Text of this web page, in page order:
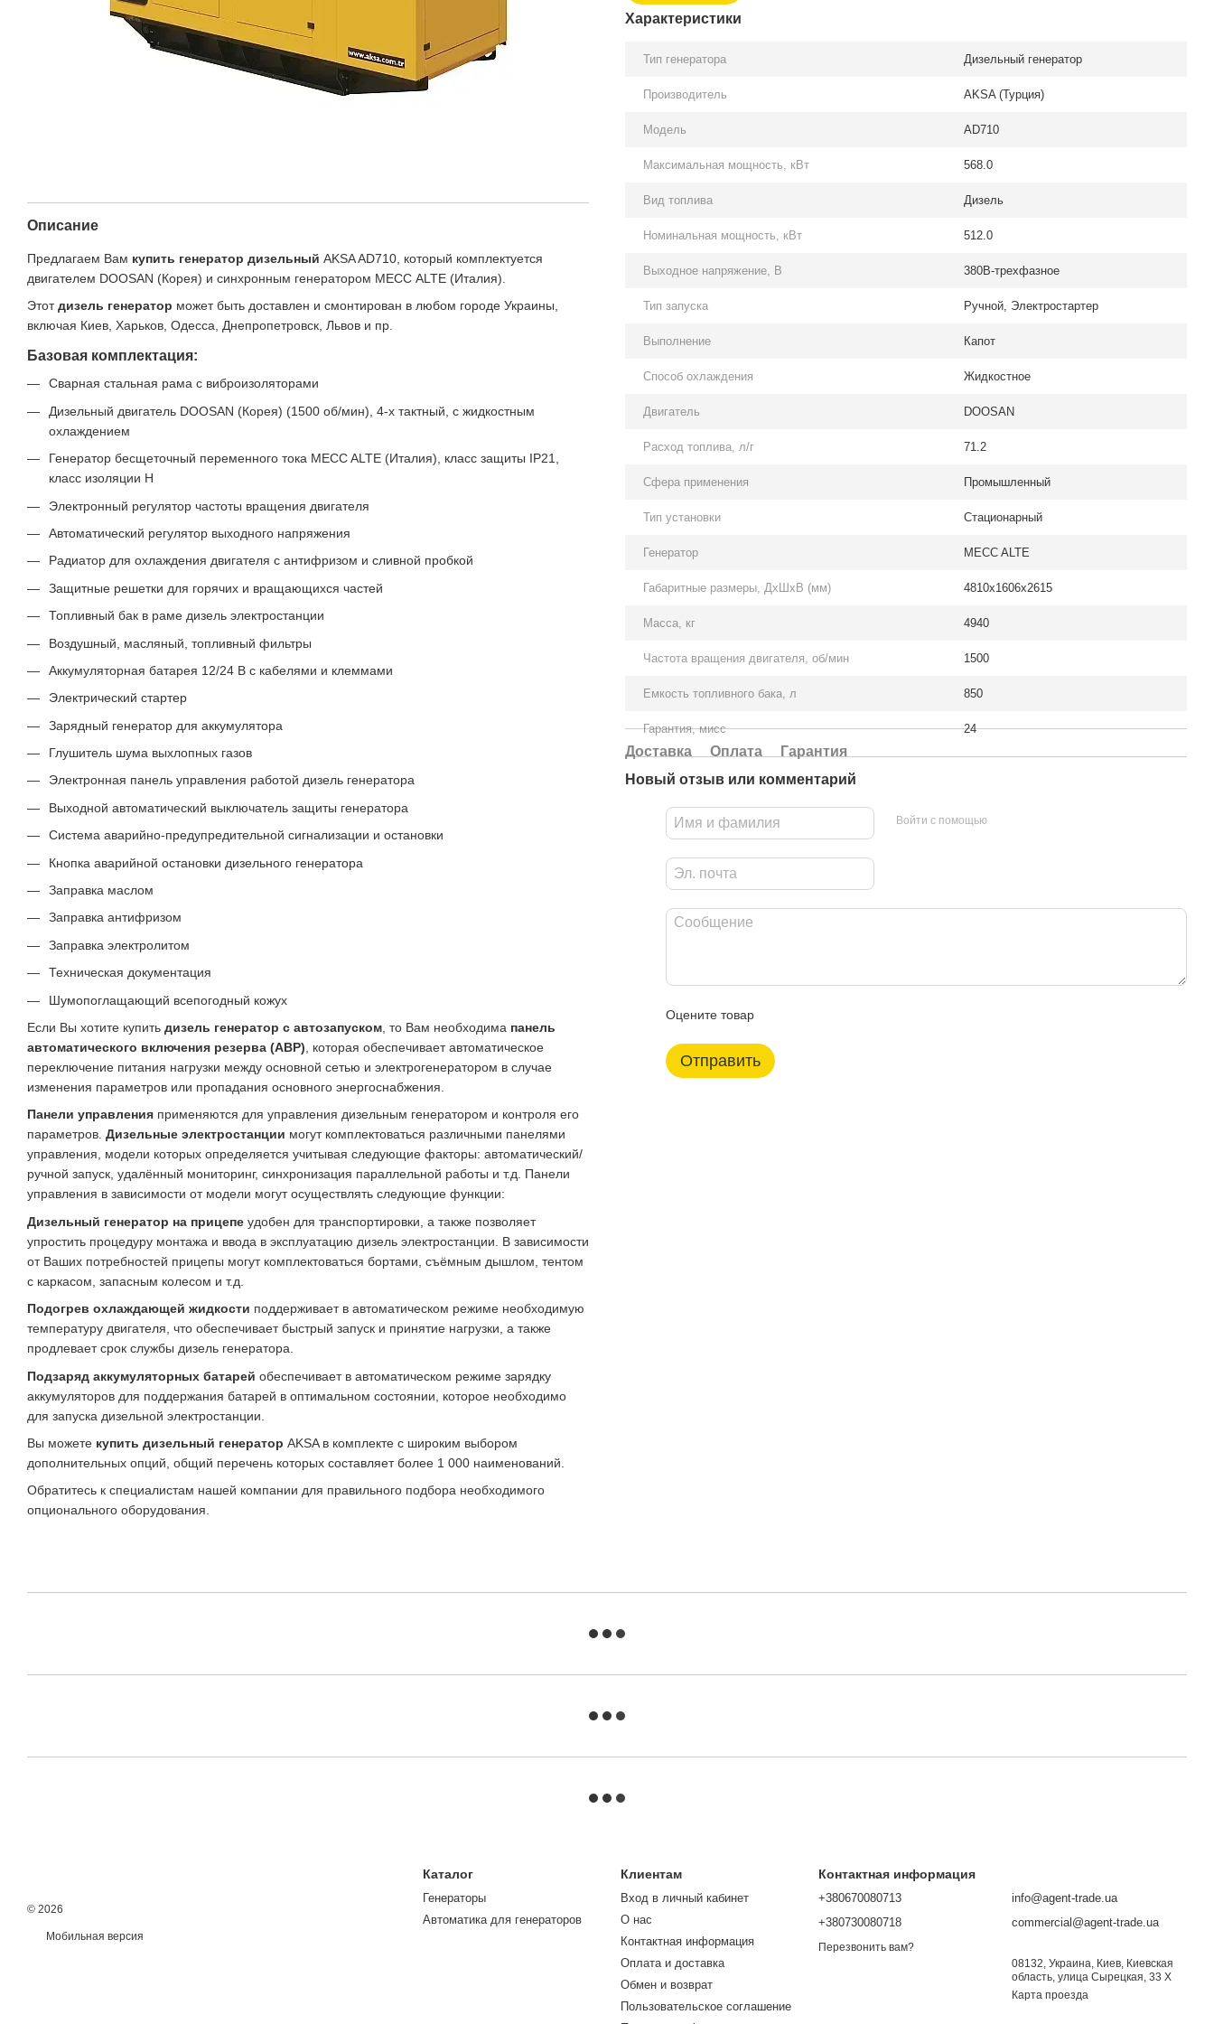
Описание
Предлагаем Вам купить генератор дизельный AKSA AD710, который комплектуется
двигателем DOOSAN (Корея) и синхронным генератором MECC ALTE (Италия).
Этотдизель генератор может быть доставлен и смонтирован в любом городе Украины,
включая Киев, Харьков, Одесса, Днепропетровск, Львов и пр.
Базовая комплектация:
Сварная стальная рама с виброизоляторами
Дизельный двигатель DOOSAN (Корея) (1500 об/мин), 4-х тактный, с жидкостным
охлаждением
Генератор бесщеточный переменного тока MECC ALTE (Италия), класс защиты IP21,
класс изоляции H
Электронный регулятор частоты вращения двигателя
Автоматический регулятор выходного напряжения
Радиатор для охлаждения двигателя с антифризом и сливной пробкой
Защитные решетки для горячих и вращающихся частей
Топливный бак в раме дизель электростанции
Воздушный, масляный, топливный фильтры
Аккумуляторная батарея 12/24 В с кабелями и клеммами
Электрический стартер
Зарядный генератор для аккумулятора
Глушитель шума выхлопных газов
Электронная панель управления работой дизель генератора
Выходной автоматический выключатель защиты генератора
Система аварийно-предупредительной сигнализации и остановки
Кнопка аварийной остановки дизельного генератора
Заправка маслом
Заправка антифризом
Заправка электролитом
Техническая документация
Шумопоглащающий всепогодный кожух
Если Вы хотите купить дизель генератор с автозапуском , то Вам необходима панель
автоматического включения резерва (АВР) , которая обеспечивает автоматическое
переключение питания нагрузки между основной сетью и электрогенератором в случае
изменения параметров или пропадания основного энергоснабжения.
Панели управления применяются для управления дизельным генератором и контроля его
параметров. Дизельные электростанции могут комплектоваться различными панелями
управления, модели которых определяется учитывая следующие факторы: автоматический/
ручной запуск, удалённый мониторинг, синхронизация параллельной работы и т.д. Панели
управления в зависимости от модели могут осуществлять следующие функции:
Дизельный генератор на прицепе удобен для транспортировки, а также позволяет
упростить процедуру монтажа и ввода в эксплуатацию дизель электростанции. В зависимости
от Ваших потребностей прицепы могут комплектоваться бортами, съёмным дышлом, тентом
с каркасом, запасным колесом и т.д.
Подогрев охлаждающей жидкости поддерживает в автоматическом режиме необходимую
температуру двигателя, что обеспечивает быстрый запуск и принятие нагрузки, а также
продлевает срок службы дизель генератора.
Подзаряд аккумуляторных батарей обеспечивает в автоматическом режиме зарядку
аккумуляторов для поддержания батарей в оптимальном состоянии, которое необходимо
для запуска дизельной электростанции.
Вы можете купить дизельный генератор AKSA в комплекте с широким выбором
дополнительных опций, общий перечень которых составляет более 1 000 наименований.
Обратитесь к специалистам нашей компании для правильного подбора необходимого
опционального оборудования.
Характеристики
Тип генератора Дизельный генератор
Производитель AKSA (Турция)
Модель AD710
Максимальная мощность, кВт 568.0
Вид топлива Дизель
Номинальная мощность, кВт 512.0
Выходное напряжение, В 380В-трехфазное
Тип запуска Ручной, Электростартер
Выполнение Капот
Способ охлаждения Жидкостное
Двигатель DOOSAN
Расход топлива, л/г 71.2
Сфера применения Промышленный
Тип установки Стационарный
Генератор MECC ALTE
Габаритные размеры, ДхШхВ (мм) 4810x1606x2615
Масса, кг 4940
Частота вращения двигателя, об/мин 1500
Емкость топливного бака, л 850
Гарантия, мисс 24
Доставка Оплата
Гарантия
Новый отзыв или комментарий
Войти с помощью
Оцените товар
Отправить
© 2026
Мобильная версия
Каталог
Генераторы
Автоматика для генераторов
Клиентам
Вход в личный кабинет
О нас
Контактная информация
Оплата и доставка
Обмен и возврат
Пользовательское соглашение
Контактная информация
+380670080713
+380730080718
Перезвонить вам?
info@agent-trade.ua
commercial@agent-trade.ua
08132, Украина, Киев, Киевская
область, улица Сырецкая, 33 Х
Карта проезда